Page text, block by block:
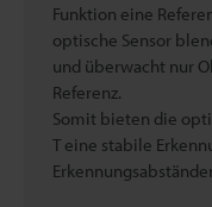
Funktion eine
optische Sensor
und überwacht nur
Referenz.
Somit bieten die
T eine stabile